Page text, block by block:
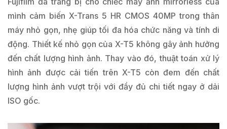
mình cảm biến X-Trans 5 HR CMOS 40MP trong thân
máy nhỏ gọn, nhẹ giúp tối đa hóa chức năng và tính di
động. Thiết kế nhỏ gọn của X-T5 không gây ảnh hưởng
đến chất lượng hình ảnh. Thay vào đó, thuật toán xử lý
hình ảnh được cải tiến trên X-T5 còn đem đến chất
lượng hình ảnh vượt trội với đầy đủ chi tiết ngay ở dải
ISO gốc.